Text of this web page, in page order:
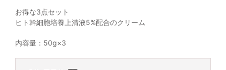
お得な3点セット
ヒト幹細胞培養上清液5%配合のクリーム
内容量：50g×3